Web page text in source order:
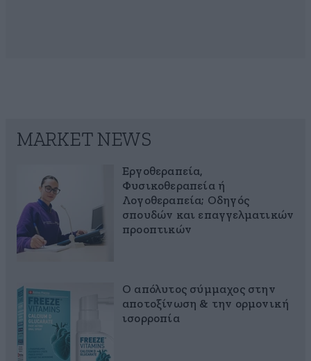
MARKET NEWS
Εργοθεραπεία,
Φυσικοθεραπεία ή
Λογοθεραπεία; Οδηγός
σπουδών και επαγγελματικών
προοπτικών
Ο απόλυτος σύμμαχος στην
αποτοξίνωση & την ορμονική
ισορροπία